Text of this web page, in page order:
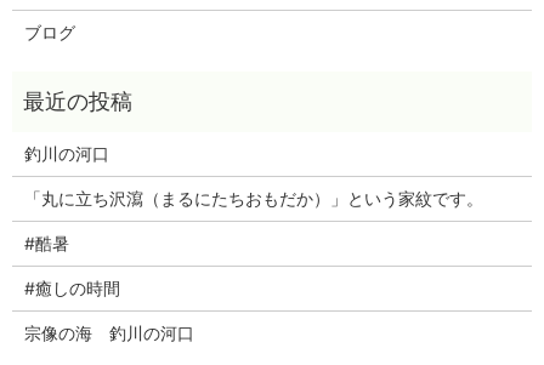
ブログ
釣川の河口
「丸に立ち沢瀉（まるにたちおもだか）」という家紋です。
#酷暑
#癒しの時間
宗像の海 釣川の河口